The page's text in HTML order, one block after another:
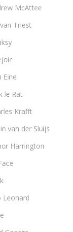
McAttee
Triest
Eine
le Rat
Krafft
van der Sluijs
Harrington
Leonard